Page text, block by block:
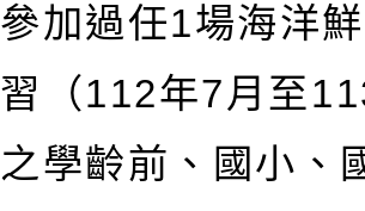
參加過任1場海洋
習（112年7月至
之學齡前、國小、